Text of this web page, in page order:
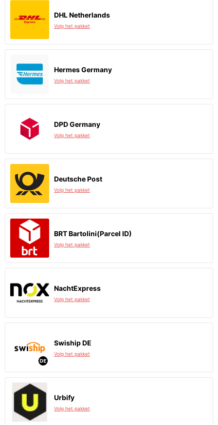
DHL Netherlands
Volg het pakket
Hermes Germany
Volg het pakket
DPD Germany
Volg het pakket
Deutsche Post
Volg het pakket
BRT Bartolini(Parcel ID)
Volg het pakket
NachtExpress
Volg het pakket
Swiship DE
Volg het pakket
Urbify
Volg het pakket